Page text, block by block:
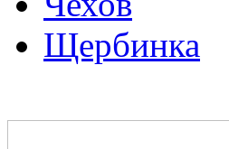
Щербинка